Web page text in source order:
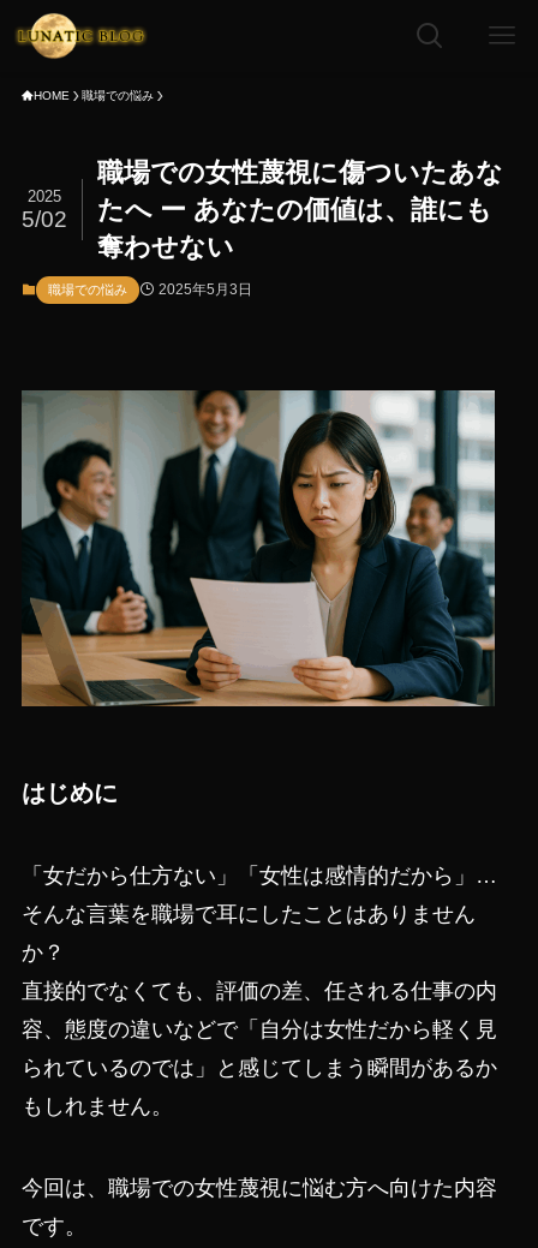
HOME 職場での悩み
職場での女性蔑視に傷ついたあな
たへ ー あなたの価値は、誰にも
奪わせない
2025
5/02
職場での悩み 2025年5月3日
はじめに
「女だから仕方ない」「女性は感情的だから」…
そんな言葉を職場で耳にしたことはありません
か？
直接的でなくても、評価の差、任される仕事の内
容、態度の違いなどで「自分は女性だから軽く見
られているのでは」と感じてしまう瞬間があるか
もしれません。
今回は、職場での女性蔑視に悩む方へ向けた内容
です。